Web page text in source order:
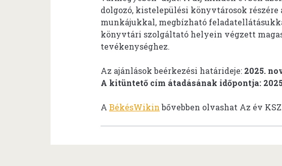
dolgozó, kistelepülési könyvtárosok részére
munkájukkal, megbízható
könyvtári szolgáltató helyein végzett
tevékenységhez.
Az ajánlások beérkezési határideje: 2025.
A kitüntető cím átadásának időpontja:
ABékésWikinbővebben olvashat Az év